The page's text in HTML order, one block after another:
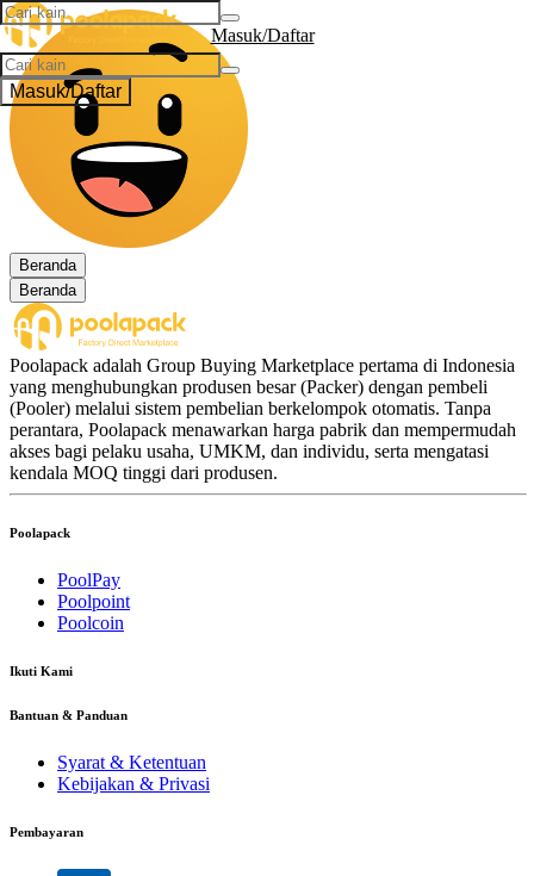
Masuk/Daftar
Masuk/Daftar
Beranda
Beranda
Poolapack adalah Group Buying Marketplace pertama di Indonesia
yang menghubungkan produsen besar (Packer) dengan pembeli
(Pooler) melalui sistem pembelian berkelompok otomatis. Tanpa
perantara, Poolapack menawarkan harga pabrik dan mempermudah
akses bagi pelaku usaha, UMKM, dan individu, serta mengatasi
kendala MOQ tinggi dari produsen.
Poolapack
PoolPay
Poolpoint
Poolcoin
Ikuti Kami
Bantuan & Panduan
Syarat & Ketentuan
Kebijakan & Privasi
Pembayaran